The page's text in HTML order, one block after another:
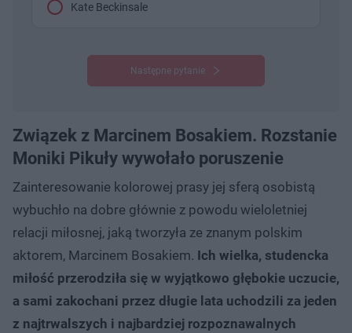
Kate Beckinsale
Następne pytanie
Związek z Marcinem Bosakiem. Rozstanie
Moniki Pikuły wywołało poruszenie
Zainteresowanie kolorowej prasy jej sferą osobistą
wybuchło na dobre głównie z powodu wieloletniej
relacji miłosnej, jaką tworzyła ze znanym polskim
aktorem, Marcinem Bosakiem. Ich wielka, studencka
miłość przerodziła się w wyjątkowo głębokie uczucie,
a sami zakochani przez długie lata uchodzili za jeden
z najtrwalszych i najbardziej rozpoznawalnych